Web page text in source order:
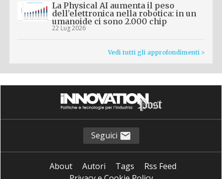
La Physical AI aumenta il peso
dell’elettronica nella robotica: in un
umanoide ci sono 2.000 chip
22 Lug 2026
Vedi tutti gli approfondimenti >
Seguici
About Autori Tags
Rss Feed